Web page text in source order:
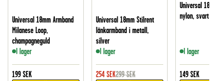
Universal 18mm Armband
Milanese Loop,
champagneguld
I lager
199 SEK
Universal 18mm Stilrent
länkarmband i metall,
silver
I lager
254 SEK299 SEK
Universal
nylon, svart
I lager
149 SEK